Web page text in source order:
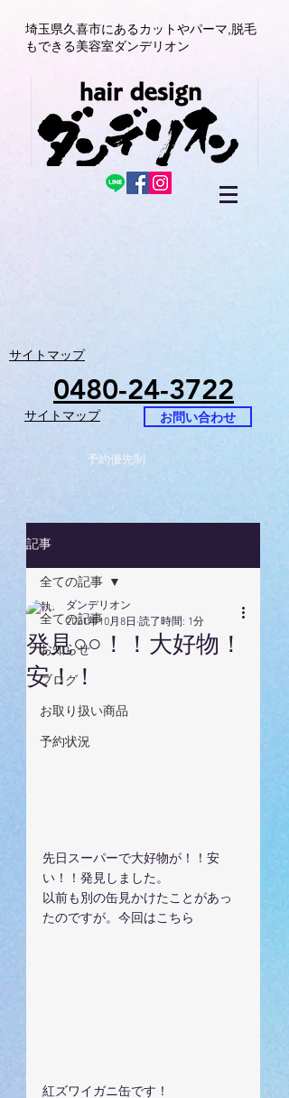
埼玉県久喜市にあるカットやパーマ, 脱毛
もできる美容室ダンデリオン
サイトマップ
0480-24-3722
サイトマップ お問い合わせ
予約優先制
記事
全ての記事
お知らせ
ブログ
お取り扱い商品
予約状況
全ての記事
発見○○！！大好物！
安！！
ダンデリオン
2021年10月8日 読了時間: 1分
先日スーパーで大好物が！！安
い！！発見しました。
以前も別の缶見かけたことがあっ
たのですが。今回はこちら
紅ズワイガニ缶です！